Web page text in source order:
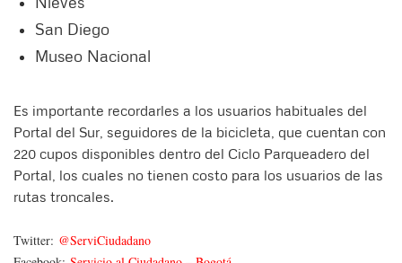
San Diego
Museo Nacional
Es importante recordarles a los usuarios habituales del
Portal del Sur, seguidores de la bicicleta, que cuentan con
220 cupos disponibles dentro del Ciclo Parqueadero del
Portal, los cuales no tienen costo para los usuarios de las
rutas troncales.
Twitter: @ServiCiudadano